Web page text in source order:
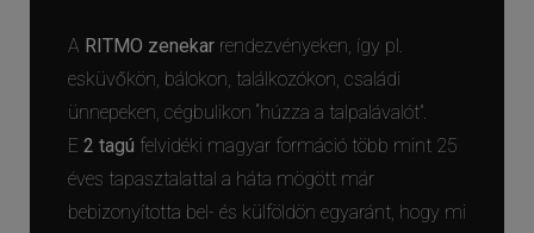
A RITMO zenekar rendezvényeken, így pl.
esküvőkön, bálokon, találkozókon, családi
ünnepeken, cégbulikon “húzza a talpalávalót”.
E 2 tagú felvidéki magyar formáció több mint 25
éves tapasztalattal a háta mögött már
bebizonyította bel- és külföldön egyaránt, hogy mi